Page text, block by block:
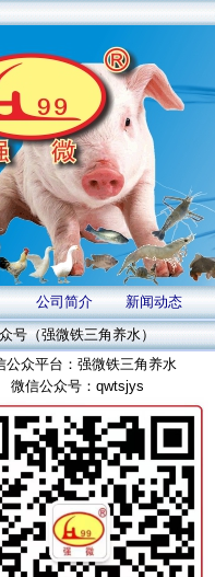
公司简介 新闻动态
号（强微铁三角养水）
公众平台：强微铁三角养水
微信公众号：qwtsjys